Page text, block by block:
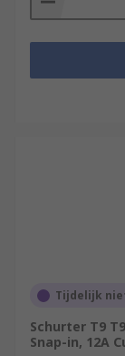
Tijdelijk
Schurter T9
Snap-in, 12A